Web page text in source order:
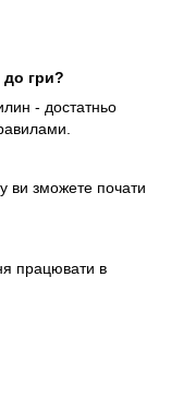
до гри?
- достатньо
ви зможете почати
працювати в